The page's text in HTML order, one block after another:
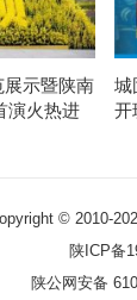
展示暨陕南
演火热进
城
开
© 2010-
陕ICP备
陕公网安备